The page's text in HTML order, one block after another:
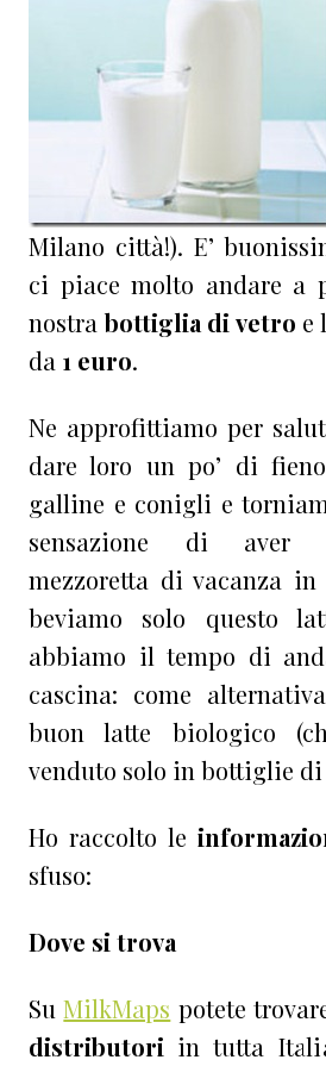
Milano città!). E’
ci piace molto andare a
nostrabottiglia di vetro e
da 1 euro.
Ne approfittiamo per
dare loro un po’ di
galline e conigli e
sensazione di aver
mezzoretta di vacanza in
beviamo solo questo
abbiamo il tempo di
cascina: come
buon latte biologico
venduto solo in bottiglie
Ho raccolto le
sfuso:
Dove si trova
SuMilkMaps potete
distributori in tutta